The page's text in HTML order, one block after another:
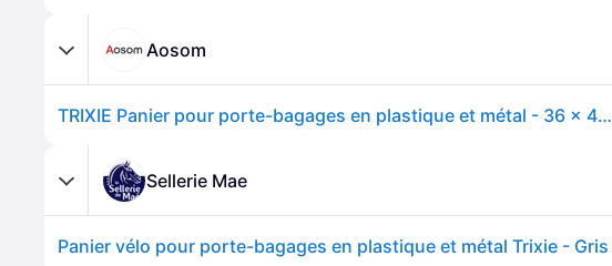
Aosom
TRIXIE Panier pour porte-bagages en plastique et métal - 36 x 47 x 46 cm - Gris - Pour chien
Sellerie Mae
Panier vélo pour porte-bagages en plastique et métal Trixie - Gris